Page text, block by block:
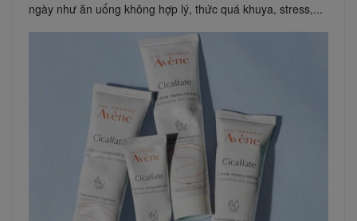
ngày như ăn uống không hợp lý, thức quá khuya, stress,...